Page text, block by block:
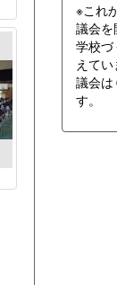
※これ
議会を
学校づ
えて
議会は
す。